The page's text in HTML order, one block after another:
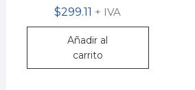
$299.11 + IVA
Añadir al
carrito